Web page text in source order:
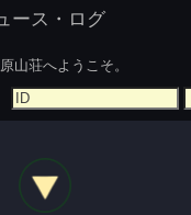
ース・ログ
山荘へようこそ。